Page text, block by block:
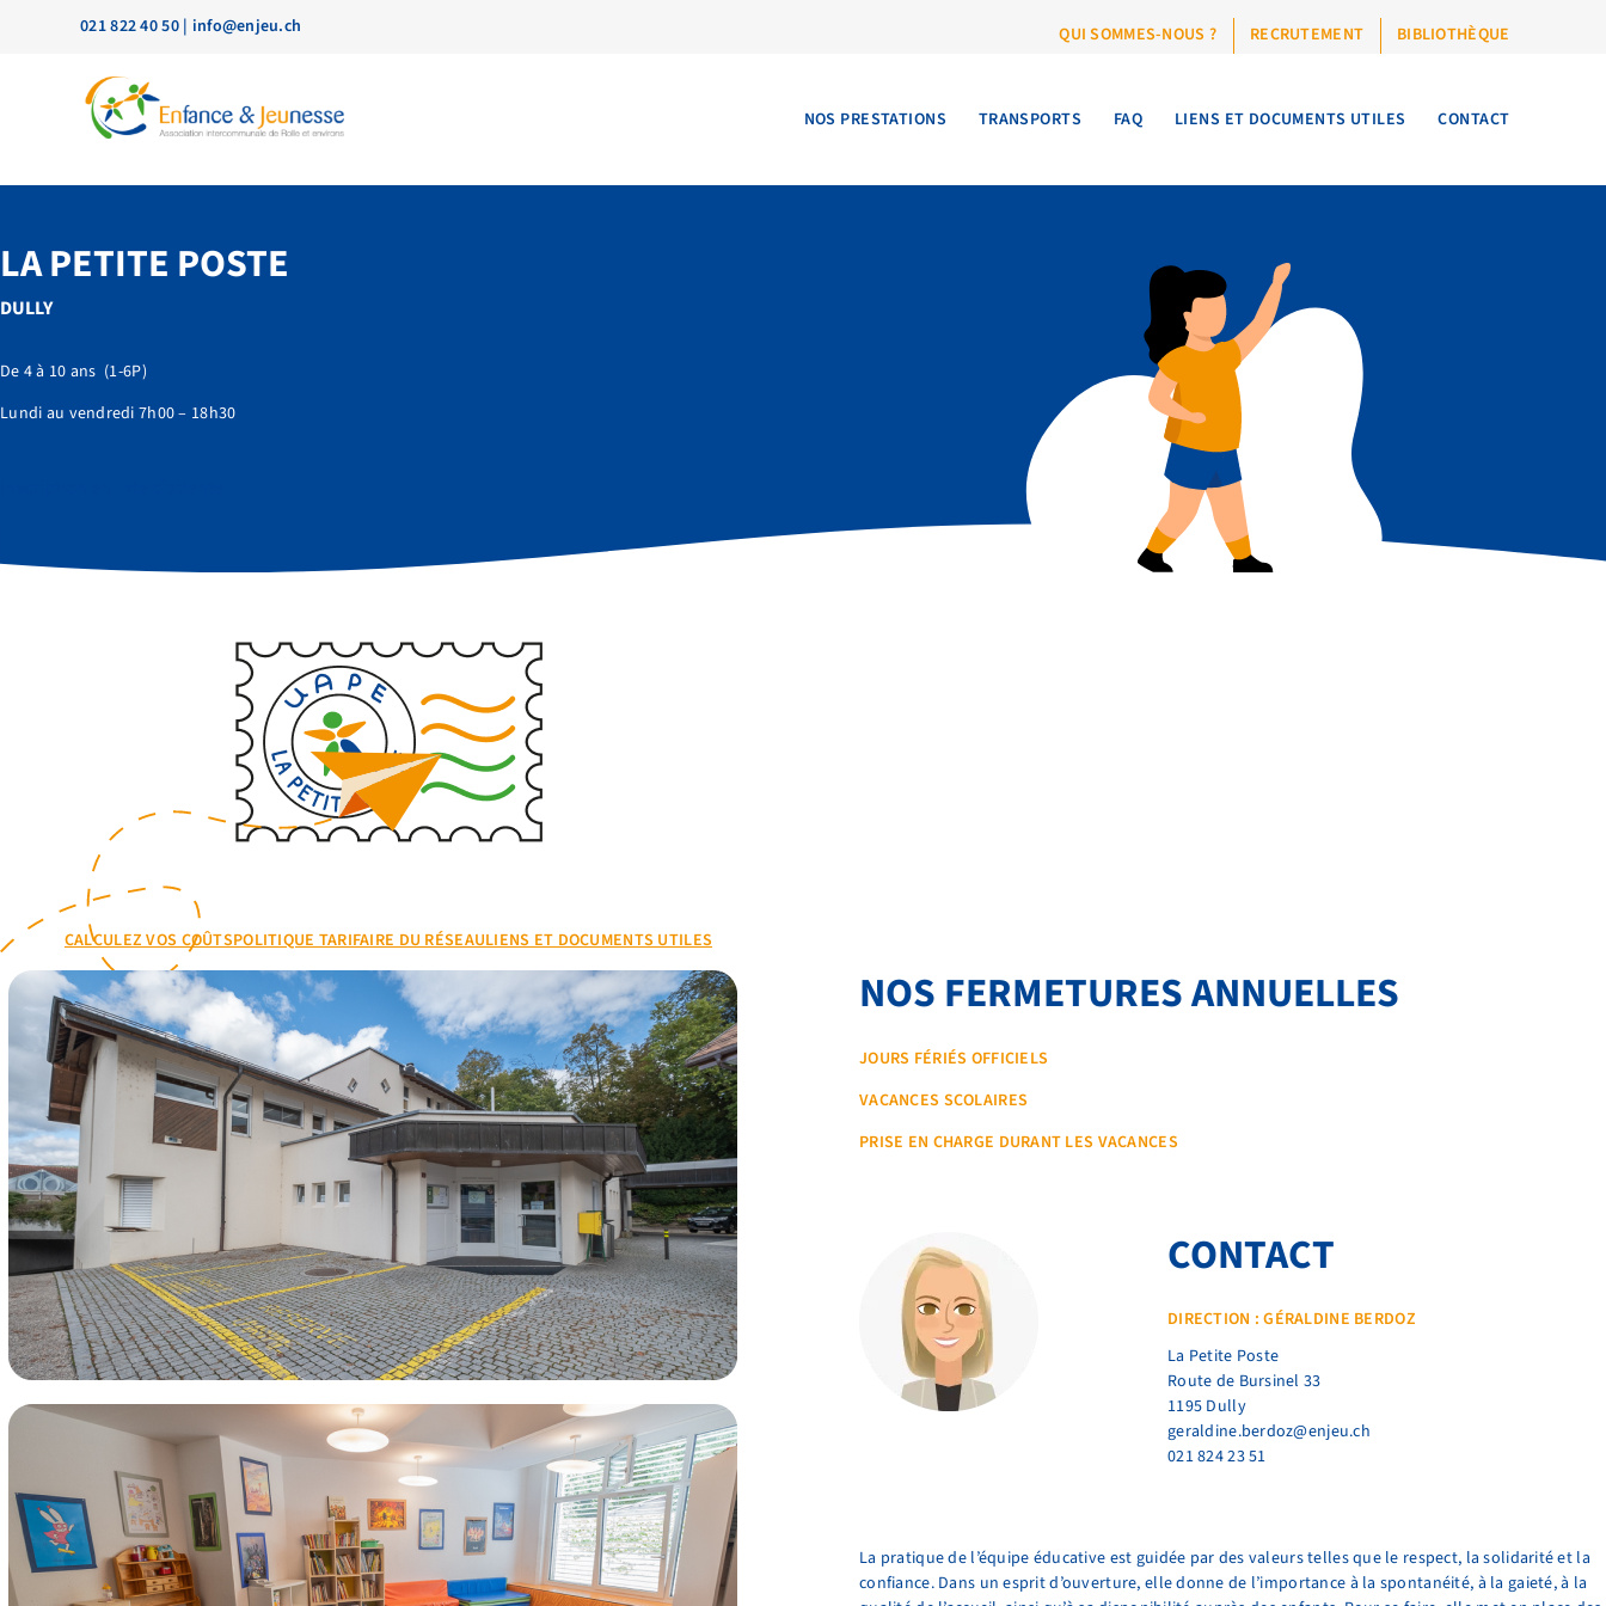
021 822 40 50| info@enjeu.ch QUI SOMMES-NOUS ? RECRUTEMENT BIBLIOTHÈQUE
NOS PRESTATIONS TRANSPORTS FAQ LIENS ET DOCUMENTS UTILES CONTACT
LA PETITE POSTE
DULLY
De 4 à 10 ans (1-6P)
Lundi au vendredi 7h00 – 18h30
CALCULEZ VOS COÛTSPOLITIQUE TARIFAIRE DU RÉSEAULIENS ET DOCUMENTS UTILES
NOS FERMETURES ANNUELLES
JOURS FÉRIÉS OFFICIELS
VACANCES SCOLAIRES
PRISE EN CHARGE DURANT LES VACANCES
CONTACT
DIRECTION : GÉRALDINE BERDOZ
La Petite Poste
Route de Bursinel 33
1195 Dully
geraldine.berdoz@enjeu.ch
021 824 23 51
La pratique de l’équipe éducative est guidée par des valeurs telles que le respect, la solidarité et la
confiance. Dans un esprit d’ouverture, elle donne de l’importance à la spontanéité, à la gaieté, à la